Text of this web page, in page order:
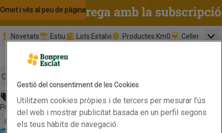
Omet i vés al contingut
Omet i vés a la cerca
Omet i vés al peu de pàgina
Novetats Estiu Lots Estalvi Productes Km0 Celler
Promoció clients nous
Botó del menú principal
Abans 2,79€
Preu rebaixat. Vàlid fins 15/06/2026
Obre-ho per veure una llista de les opcions d'ordenació
Ordena
Gestió del consentiment de les Cookies
Utilitzem cookies pròpies i de tercers per mesurar l’ús
del web i mostrar publicitat basada en un perfil segons
els teus hàbits de navegació.